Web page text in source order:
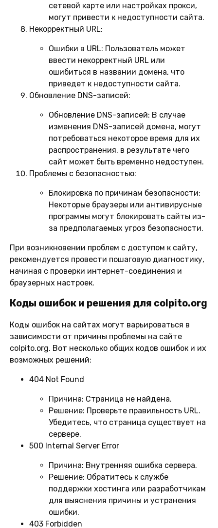
сетевой карте или настройках прокси,
могут привести к недоступности сайта.
Некорректный URL:
Ошибки в URL: Пользователь может
ввести некорректный URL или
ошибиться в названии домена, что
приведет к недоступности сайта.
Обновление DNS-записей:
Обновление DNS-записей: В случае
изменения DNS-записей домена, могут
потребоваться некоторое время для их
распространения, в результате чего
сайт может быть временно недоступен.
Проблемы с безопасностью:
Блокировка по причинам безопасности:
Некоторые браузеры или антивирусные
программы могут блокировать сайты из-
за предполагаемых угроз безопасности.
При возникновении проблем с доступом к сайту,
рекомендуется провести пошаговую диагностику,
начиная с проверки интернет-соединения и
браузерных настроек.
Коды ошибок и решения для colpito.org
Коды ошибок на сайтах могут варьироваться в
зависимости от причины проблемы на сайте
colpito.org. Вот несколько общих кодов ошибок и их
возможных решений:
404 Not Found
Причина: Страница не найдена.
Решение: Проверьте правильность URL.
Убедитесь, что страница существует на
сервере.
500 Internal Server Error
Причина: Внутренняя ошибка сервера.
Решение: Обратитесь к службе
поддержки хостинга или разработчикам
для выяснения причины и устранения
ошибки.
403 Forbidden